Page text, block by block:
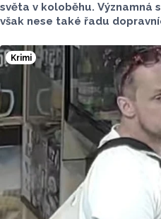
světa v koloběhu. Významná
však nese také řadu
si dát pozor?
Krimi